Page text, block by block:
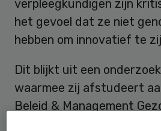
verpleegkundigen zijn
het gevoel dat ze niet
hebben om innovatief te
Dit blijkt uit een
waarmee zij afstudeert
Beleid & Management